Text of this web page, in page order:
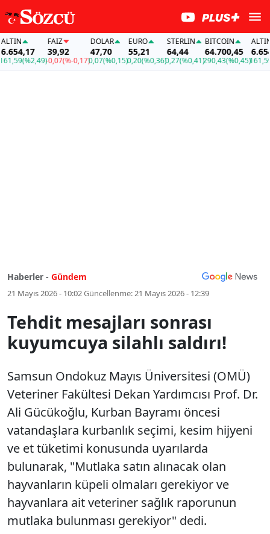
(%2,49)
39,92
-0,07(%-0,17)
DOLAR
47,70
0,07(%0,15)
EURO
55,21
0,20(%0,36)
STERLIN
64,44
0,27(%0,41)
BITCOIN
64.700,45
290,43(%0,45)
ALTIN
6.654,17
161,59
Haberler - Gündem
21 Mayıs 2026 - 10:02Güncellenme:21 Mayıs 2026 - 12:39
Tehdit mesajları sonrası
kuyumcuya silahlı saldırı!
Samsun Ondokuz Mayıs Üniversitesi (OMÜ)
Veteriner Fakültesi Dekan Yardımcısı Prof. Dr.
Ali Gücükoğlu, Kurban Bayramı öncesi
vatandaşlara kurbanlık seçimi, kesim hijyeni
ve et tüketimi konusunda uyarılarda
bulunarak, "Mutlaka satın alınacak olan
hayvanların küpeli olmaları gerekiyor ve
hayvanlara ait veteriner sağlık raporunun
mutlaka bulunması gerekiyor" dedi.